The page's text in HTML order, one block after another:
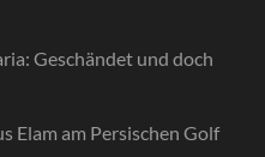
Geschändet und doch
Elam am Persischen Golf